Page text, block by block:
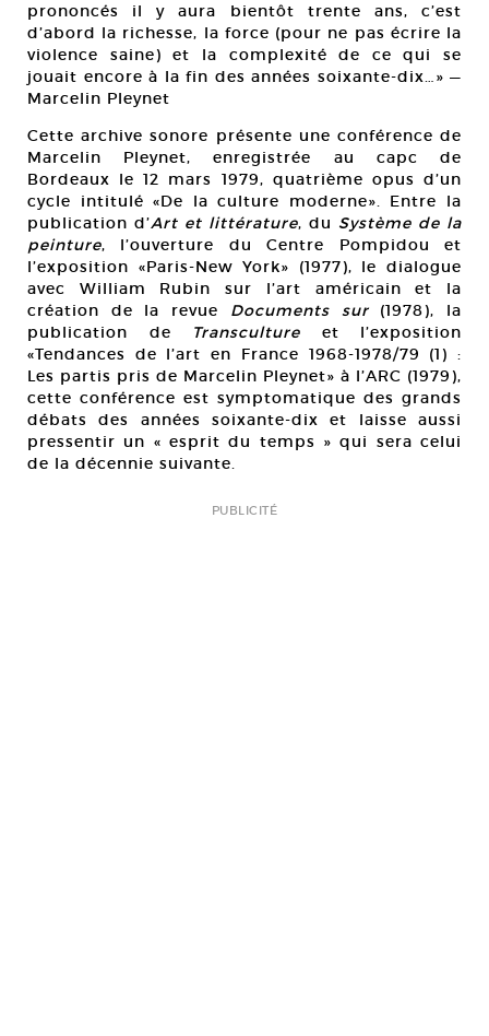
prononcés il y aura bientôt trente ans, c’est
d’abord la richesse, la force (pour ne pas écrire la
violence saine) et la complexité de ce qui se
jouait encore à la fin des années soixante-dix…» —
Marcelin Pleynet
Cette archive sonore présente une conférence de
Marcelin Pleynet, enregistrée au capc de
Bordeaux le 12 mars 1979, quatrième opus d’un
cycle intitulé «De la culture moderne». Entre la
publication d’Art et littérature, du Système de la
peinture, l’ouverture du Centre Pompidou et
l’exposition «Paris-New York» (1977), le dialogue
avec William Rubin sur l’art américain et la
création de la revue Documents sur(1978), la
publication de
Transculture et l’exposition
«Tendances de l’art en France 1968-1978/79 (1) :
Les partis pris de Marcelin Pleynet» à l’ARC (1979),
cette conférence est symptomatique des grands
débats des années soixante-dix et laisse aussi
pressentir un « esprit du temps » qui sera celui
de la décennie suivante.
PUBLICITÉ